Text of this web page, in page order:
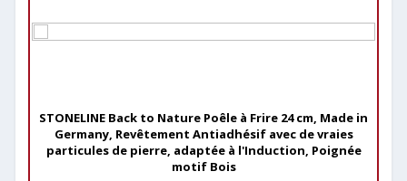
STONELINE Back to Nature Poêle à Frire 24 cm, Made in
Germany, Revêtement Antiadhésif avec de vraies
particules de pierre, adaptée à l'Induction, Poignée
motif Bois